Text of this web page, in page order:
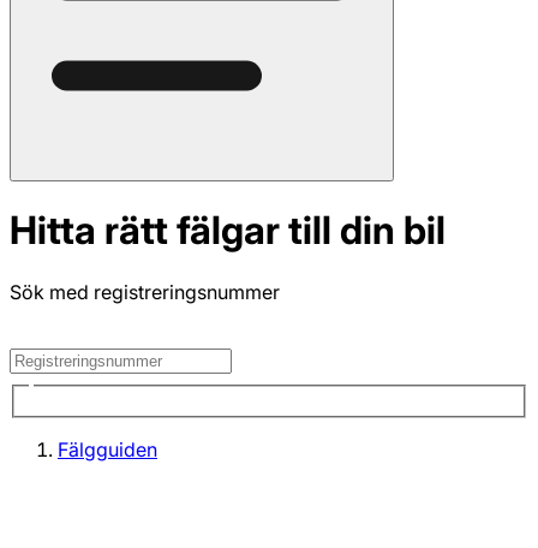
Hitta rätt fälgar till din bil
Sök med registreringsnummer
Fälgguiden